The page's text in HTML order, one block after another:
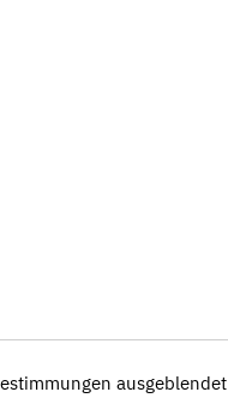
ausgeblendet